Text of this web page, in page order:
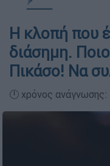
Η κλοπή που
διάσημη.
Πικάσο! Να
🕛 χρόνος